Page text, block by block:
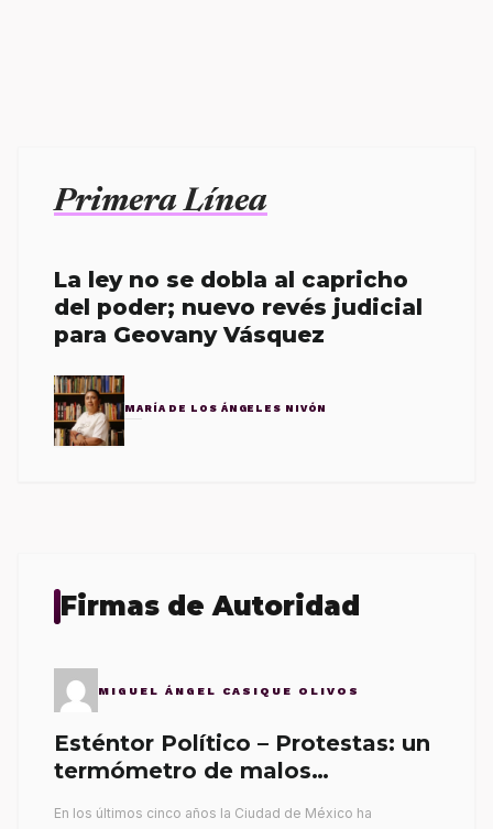
Primera Línea
La ley no se dobla al capricho
del poder; nuevo revés judicial
para Geovany Vásquez
MARÍA DE LOS ÁNGELES NIVÓN
Firmas de Autoridad
MIGUEL ÁNGEL CASIQUE OLIVOS
Esténtor Político – Protestas: un
termómetro de malos
En los últimos cinco años la Ciudad de México ha